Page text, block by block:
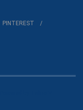
PINTEREST